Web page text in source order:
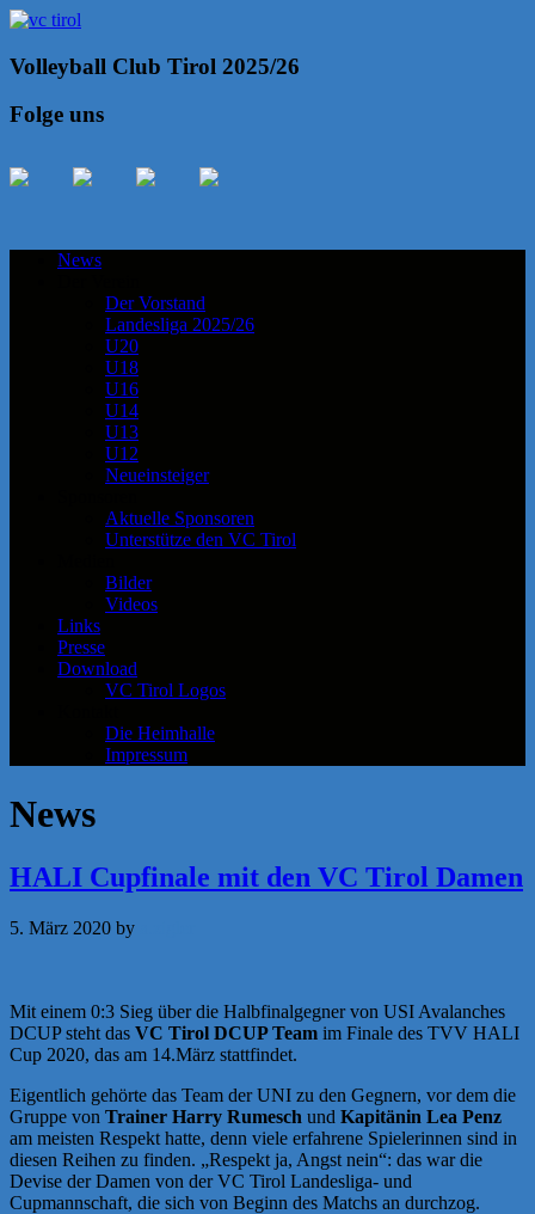
Volleyball Club Tirol 2025/26
Folge uns
News
Der Vorstand
Landesliga 2025/26
U20
U18
U16
U14
U13
U12
Neueinsteiger
Aktuelle Sponsoren
Unterstütze den VC Tirol
Bilder
Videos
Links
Presse
Download
VC Tirol Logos
Die Heimhalle
Impressum
News
HALI Cupfinale mit den VC Tirol Damen
5. März 2020 by
Mit einem 0:3 Sieg über die Halbfinalgegner von USI Avalanches
DCUP steht das VC Tirol DCUP Team im Finale des TVV HALI
Cup 2020, das am 14.März stattfindet.
Eigentlich gehörte das Team der UNI zu den Gegnern, vor dem die
Gruppe von Trainer Harry Rumesch und Kapitänin Lea Penz
am meisten Respekt hatte, denn viele erfahrene Spielerinnen sind in
diesen Reihen zu finden. „Respekt ja, Angst nein“: das war die
Devise der Damen von der VC Tirol Landesliga- und
Cupmannschaft, die sich von Beginn des Matchs an durchzog.